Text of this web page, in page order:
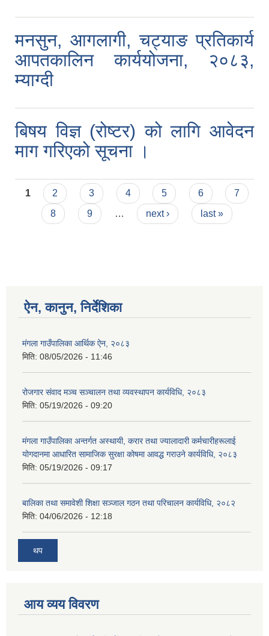
मनसुन, आगलागी, चट्याङ प्रतिकार्य
आपतकालिन कार्ययोजना, २०८३,
म्याग्दी
बिषय विज्ञ (रोष्टर) को लागि आवेदन
माग गरिएको सूचना ।
Pages
1 2 3 4 5 6
7
8
9 … next › last »
ऐन, कानुन, निर्देशिका
मंगला गाउँपालिका आर्थिक ऐन, २०८३
मिति: 08/05/2026 - 11:46
रोजगार संवाद मञ्च सञ्चालन तथा व्यवस्थापन कार्यविधि, २०८३
मिति: 05/19/2026 - 09:20
मंगला गाउँपालिका अन्तर्गत अस्थायी, करार तथा ज्यालादारी कर्मचारीहरूलाई
योगदानमा आधारित सामाजिक सुरक्षा कोषमा आवद्ध गराउने कार्यविधि, २०८३
मिति: 05/19/2026 - 09:17
बालिका तथा समावेशी शिक्षा सञ्जाल गठन तथा परिचालन कार्यविधि, २०८२
मिति: 04/06/2026 - 12:18
थप
आय व्यय विवरण